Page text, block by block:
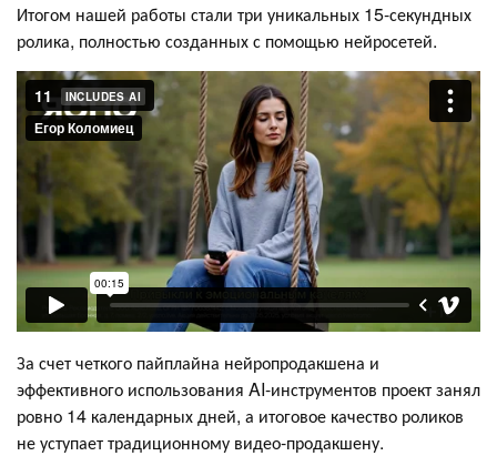
Итогом нашей работы стали три уникальных 15-секундных
ролика, полностью созданных с помощью нейросетей.
За счет четкого пайплайна нейропродакшена и
эффективного использования AI-инструментов проект занял
ровно 14 календарных дней, а итоговое качество роликов
не уступает традиционному видео-продакшену.